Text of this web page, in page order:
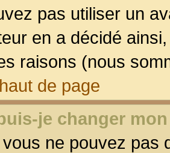
pas utiliser un
en a décidé
raisons (nous
de page
je changer
ne pouvez pas